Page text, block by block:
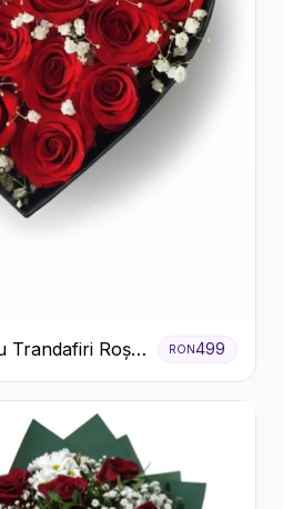
Trandafiri Roșii
RON499